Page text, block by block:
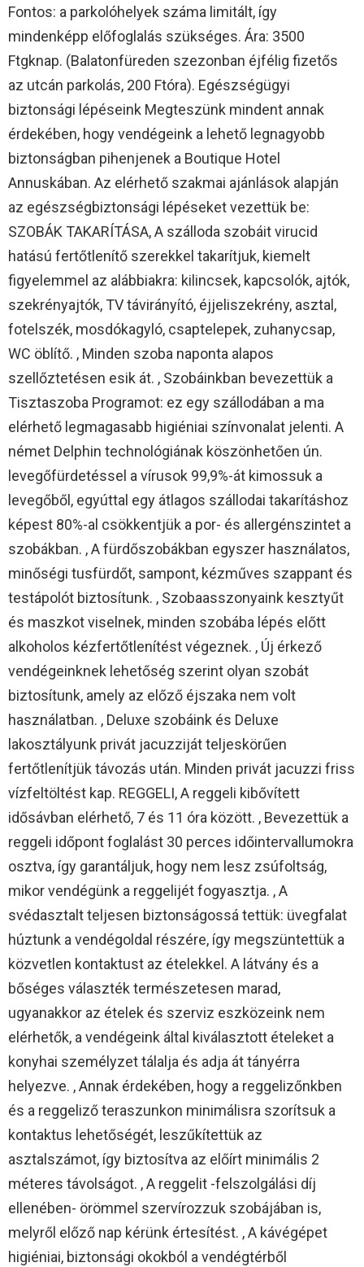
Fontos: a parkolóhelyek száma limitált, így
mindenképp előfoglalás szükséges. Ára: 3500
Ftgknap. (Balatonfüreden szezonban éjfélig fizetős
az utcán parkolás, 200 Ftóra). Egészségügyi
biztonsági lépéseink Megteszünk mindent annak
érdekében, hogy vendégeink a lehető legnagyobb
biztonságban pihenjenek a Boutique Hotel
Annuskában. Az elérhető szakmai ajánlások alapján
az egészségbiztonsági lépéseket vezettük be:
SZOBÁK TAKARÍTÁSA, A szálloda szobáit virucid
hatású fertőtlenítő szerekkel takarítjuk, kiemelt
figyelemmel az alábbiakra: kilincsek, kapcsolók, ajtók,
szekrényajtók, TV távirányító, éjjeliszekrény, asztal,
fotelszék, mosdókagyló, csaptelepek, zuhanycsap,
WC öblítő. , Minden szoba naponta alapos
szellőztetésen esik át. , Szobáinkban bevezettük a
Tisztaszoba Programot: ez egy szállodában a ma
elérhető legmagasabb higiéniai színvonalat jelenti. A
német Delphin technológiának köszönhetően ún.
levegőfürdetéssel a vírusok 99,9%-át kimossuk a
levegőből, egyúttal egy átlagos szállodai takarításhoz
képest 80%-al csökkentjük a por- és allergénszintet a
szobákban. , A fürdőszobákban egyszer használatos,
minőségi tusfürdőt, sampont, kézműves szappant és
testápolót biztosítunk. , Szobaasszonyaink kesztyűt
és maszkot viselnek, minden szobába lépés előtt
alkoholos kézfertőtlenítést végeznek. , Új érkező
vendégeinknek lehetőség szerint olyan szobát
biztosítunk, amely az előző éjszaka nem volt
használatban. , Deluxe szobáink és Deluxe
lakosztályunk privát jacuzziját teljeskörűen
fertőtlenítjük távozás után. Minden privát jacuzzi friss
vízfeltöltést kap. REGGELI, A reggeli kibővített
idősávban elérhető, 7 és 11 óra között. , Bevezettük a
reggeli időpont foglalást 30 perces időintervallumokra
osztva, így garantáljuk, hogy nem lesz zsúfoltság,
mikor vendégünk a reggelijét fogyasztja. , A
svédasztalt teljesen biztonságossá tettük: üvegfalat
húztunk a vendégoldal részére, így megszüntettük a
közvetlen kontaktust az ételekkel. A látvány és a
bőséges választék természetesen marad,
ugyanakkor az ételek és szerviz eszközeink nem
elérhetők, a vendégeink által kiválasztott ételeket a
konyhai személyzet tálalja és adja át tányérra
helyezve. , Annak érdekében, hogy a reggelizőnkben
és a reggeliző teraszunkon minimálisra szorítsuk a
kontaktus lehetőségét, leszűkítettük az
asztalszámot, így biztosítva az előírt minimális 2
méteres távolságot. , A reggelit -felszolgálási díj
ellenében- örömmel szervírozzuk szobájában is,
melyről előző nap kérünk értesítést. , A kávégépet
higiéniai, biztonsági okokból a vendégtérből